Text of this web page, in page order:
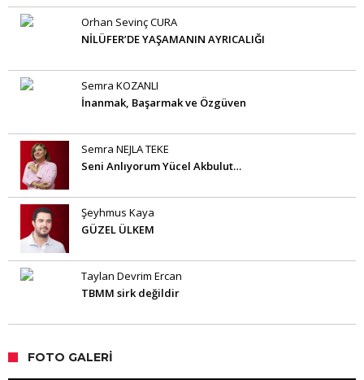
Orhan Sevinç CURA
NİLÜFER’DE YAŞAMANIN AYRICALIĞI
Semra KOZANLI
İnanmak, Başarmak ve Özgüven
Semra NEJLA TEKE
Seni Anlıyorum Yücel Akbulut…
Şeyhmus Kaya
GÜZEL ÜLKEM
Taylan Devrim Ercan
TBMM sirk değildir
FOTO GALERI